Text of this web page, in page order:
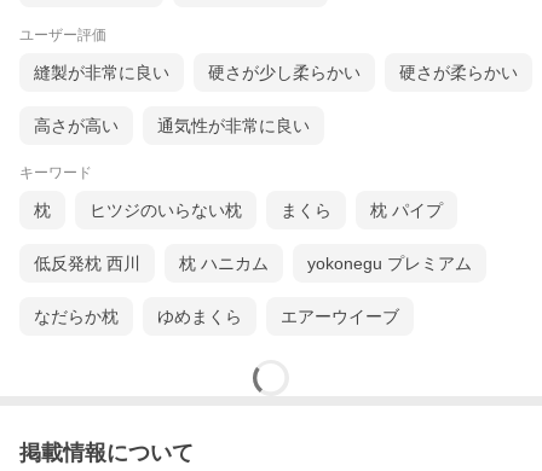
ユーザー評価
縫製が非常に良い 硬さが少し柔らかい 硬さが柔らかい
高さが高い 通気性が非常に良い
キーワード
枕 ヒツジのいらない枕 まくら 枕 パイプ
低反発枕 西川 枕 ハニカム yokonegu プレミアム
なだらか枕 ゆめまくら エアーウイーブ
掲載情報について